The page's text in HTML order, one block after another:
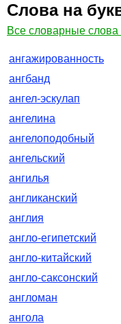
Слова на
Все словарные слова
ангажированность
ангбанд
ангел-эскулап
ангелина
ангелоподобный
ангельский
ангилья
англиканский
англия
англо-египетский
англо-китайский
англо-саксонский
англоман
ангола